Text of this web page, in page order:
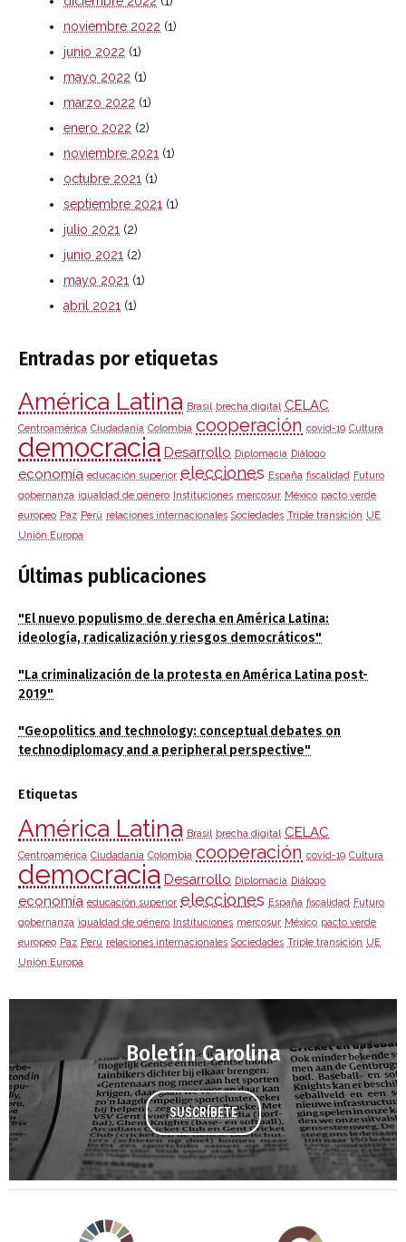
noviembre 2022 (1)
junio 2022 (1)
mayo 2022 (1)
marzo 2022 (1)
enero 2022 (2)
noviembre 2021 (1)
octubre 2021 (1)
septiembre 2021 (1)
julio 2021 (2)
junio 2021 (2)
mayo 2021 (1)
abril 2021 (1)
Entradas por etiquetas
América Latina Brasil brecha digital CELAC
Centroamérica Ciudadanía Colombia cooperación covid-19 Cultura
democracia Desarrollo Diplomacia Diálogo
economía educación superior elecciones España fiscalidad Futuro
gobernanza igualdad de género Instituciones mercosur México pacto verde
europeo Paz Perú relaciones internacionales Sociedades Triple transición UE
Unión Europa
Últimas publicaciones
"El nuevo populismo de derecha en América Latina:
ideología, radicalización y riesgos democráticos"
"La criminalización de la protesta en América Latina post-
2019"
"Geopolitics and technology: conceptual debates on
technodiplomacy and a peripheral perspective"
Etiquetas
América Latina Brasil brecha digital CELAC
Centroamérica Ciudadanía Colombia cooperación covid-19 Cultura
democracia Desarrollo Diplomacia Diálogo
economía educación superior elecciones España fiscalidad Futuro
gobernanza igualdad de género Instituciones mercosur México pacto verde
europeo Paz Perú relaciones internacionales Sociedades Triple transición UE
Unión Europa
Boletín Carolina
SUSCRÍBETE